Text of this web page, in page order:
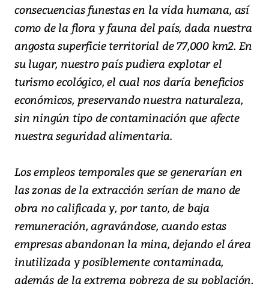
consecuencias funestas en la vida humana, así
como de la flora y fauna del país, dada nuestra
angosta superficie territorial de 77,000 km2. En
su lugar, nuestro país pudiera explotar el
turismo ecológico, el cual nos daría beneficios
económicos, preservando nuestra naturaleza,
sin ningún tipo de contaminación que afecte
nuestra seguridad alimentaria.
Los empleos temporales que se generarían en
las zonas de la extracción serían de mano de
obra no calificada y, por tanto, de baja
remuneración, agravándose, cuando estas
empresas abandonan la mina, dejando el área
inutilizada y posiblemente contaminada,
además de la extrema pobreza de su población,